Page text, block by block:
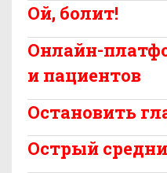
Ой, болит!
Онлайн-
и пациентов
Остановить
Острый